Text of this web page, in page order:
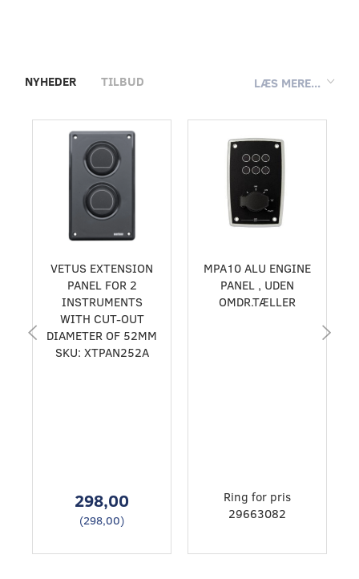
LÆS MERE...
NYHEDER TILBUD
VETUS EXTENSION
PANEL FOR 2
INSTRUMENTS
WITH CUT-OUT
DIAMETER OF 52MM
SKU: XTPAN252A
298,00
(298,00)
MPA10 ALU ENGINE
PANEL , UDEN
OMDR.TÆLLER
Ring for pris
29663082